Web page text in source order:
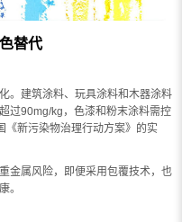
替代
。建筑涂料、玩具涂料和木器涂料
过90mg/kg，色漆和粉末涂料需控
新污染物治理行动方案》的实
金属风险，即便采用包覆技术，也
。